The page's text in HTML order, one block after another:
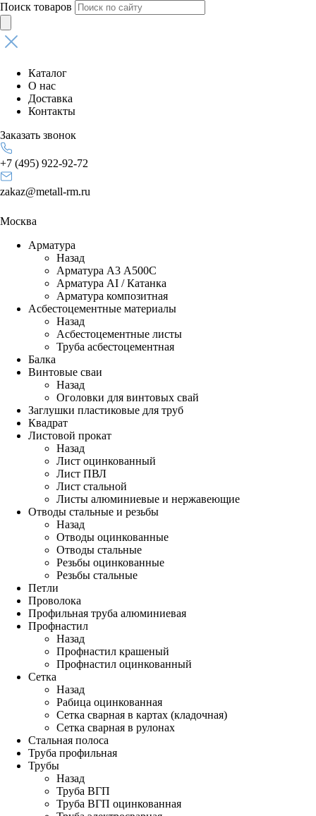
Поиск товаров
Каталог
О нас
Доставка
Контакты
Заказать звонок
+7 (495) 922-92-72
zakaz@metall-rm.ru
Москва
Арматура
Назад
Арматура А3 А500С
Арматура АI / Катанка
Арматура композитная
Асбестоцементные материалы
Назад
Асбестоцементные листы
Труба асбестоцементная
Балка
Винтовые сваи
Назад
Оголовки для винтовых свай
Заглушки пластиковые для труб
Квадрат
Листовой прокат
Назад
Лист оцинкованный
Лист ПВЛ
Лист стальной
Листы алюминиевые и нержавеющие
Отводы стальные и резьбы
Назад
Отводы оцинкованные
Отводы стальные
Резьбы оцинкованные
Резьбы стальные
Петли
Проволока
Профильная труба алюминиевая
Профнастил
Назад
Профнастил крашеный
Профнастил оцинкованный
Сетка
Назад
Рабица оцинкованная
Сетка сварная в картах (кладочная)
Сетка сварная в рулонах
Стальная полоса
Труба профильная
Трубы
Назад
Труба ВГП
Труба ВГП оцинкованная